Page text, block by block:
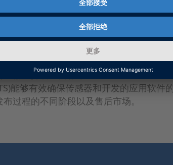
的 DARTS：在车辆辅助驾驶和自动驾驶
感器发挥着重要作用。dSPACE
能够有效确保传感器和开发的应用软件
过程的不同阶段以及售后市场。